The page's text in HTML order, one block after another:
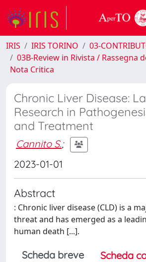
IRIS IRIS TORINO
03-
03B-Review in Rivista / Rassegna
Nota Critica
Chronic Liver Disease:
Research in
and Treatment
Cannito S.;
2023-01-01
Abstract
: Chronic liver disease (CLD) is a
threat and has emerged as a
human death [...].
Scheda breve
Scheda